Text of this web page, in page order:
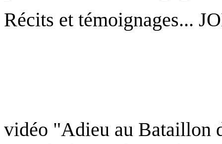
Récits et témoignages...
vidéo "Adieu au Bataillon